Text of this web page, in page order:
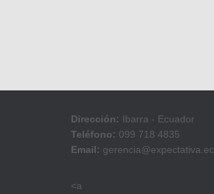
Dirección: Ibarra - Ecuador
Teléfono: 099 718 4835
Email: gerencia@expectativa.ec
<a